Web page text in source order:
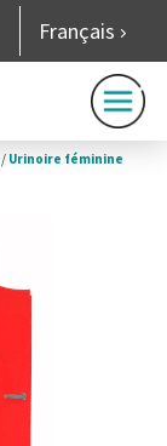
Français
/ Urinoire féminine